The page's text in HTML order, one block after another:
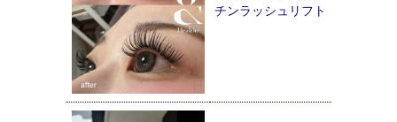
チンラッシュリフト